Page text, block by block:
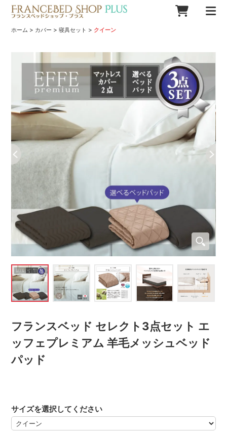
ホーム > カバー >寝具セット > クイーン
フランスベッド セレクト3点セット エ
ッフェプレミアム 羊毛メッシュベッド
パッド
サイズを選択してください